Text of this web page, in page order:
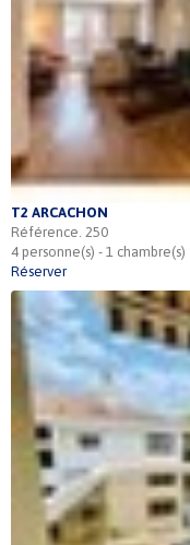
T2 ARCACHON
Référence. 250
4 personne(s) - 1 chambre(s)
Réserver